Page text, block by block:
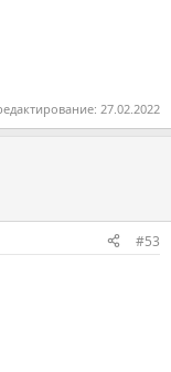
27.02.2022
#53